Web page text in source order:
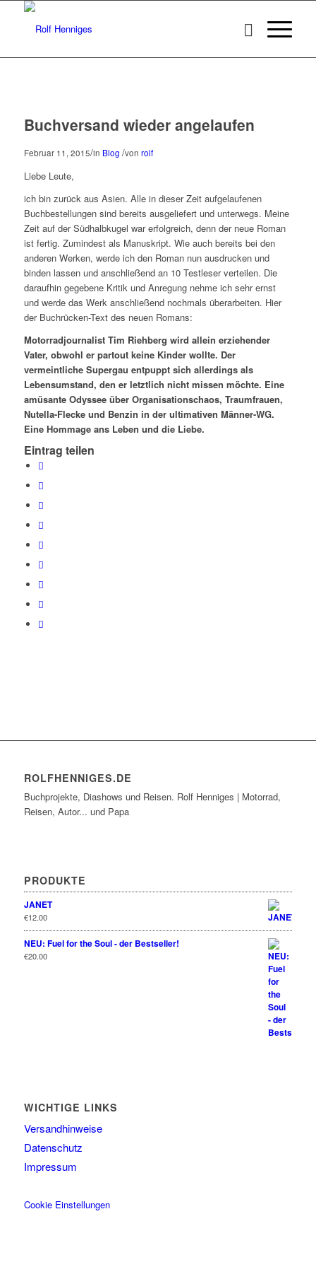
Buchversand wieder angelaufen
Februar 11, 2015/in Blog /von rolf
Liebe Leute,
ich bin zurück aus Asien. Alle in dieser Zeit aufgelaufenen
Buchbestellungen sind bereits ausgeliefert und unterwegs. Meine
Zeit auf der Südhalbkugel war erfolgreich, denn der neue Roman
ist fertig. Zumindest als Manuskript. Wie auch bereits bei den
anderen Werken, werde ich den Roman nun ausdrucken und
binden lassen und anschließend an 10 Testleser verteilen. Die
daraufhin gegebene Kritik und Anregung nehme ich sehr ernst
und werde das Werk anschließend nochmals überarbeiten. Hier
der Buchrücken-Text des neuen Romans:
Motorradjournalist Tim Riehberg wird allein erziehender
Vater, obwohl er partout keine Kinder wollte. Der
vermeintliche Supergau entpuppt sich allerdings als
Lebensumstand, den er letztlich nicht missen möchte. Eine
amüsante Odyssee über Organisationschaos, Traumfrauen,
Nutella-Flecke und Benzin in der ultimativen Männer-WG.
Eine Hommage ans Leben und die Liebe.
Eintrag teilen
ROLFHENNIGES.DE
Buchprojekte, Diashows und Reisen. Rolf Henniges | Motorrad,
Reisen, Autor... und Papa
PRODUKTE
JANET
€12.00
NEU: Fuel for the Soul - der Bestseller!
€20.00
WICHTIGE LINKS
Versandhinweise
Datenschutz
Impressum
Cookie Einstellungen